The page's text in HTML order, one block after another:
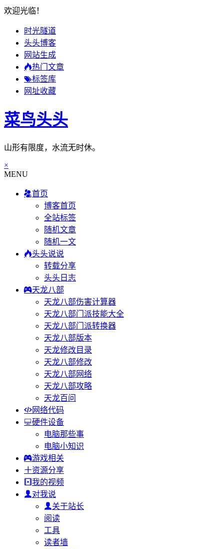
欢迎光临！
时光隧道
头头博客
网站生成
热门文章
标签库
网址收藏
菜鸟头头
山形有限度，水流无时休。
×
MENU
首页
博客首页
全站标签
随机文章
随机一文
头头说说
转载分享
头头日志
天龙八部
天龙八部伤害计算器
天龙八部门派技能大全
天龙八部门派转换器
天龙八部版本
天龙修改目录
天龙八部修改
天龙八部网络
天龙八部攻略
天龙百问
网络代码
硬件设备
电脑那些事
电脑小知识
游戏相关
资源分享
我的视频
对我说
关于站长
阅读
工具
读者墙